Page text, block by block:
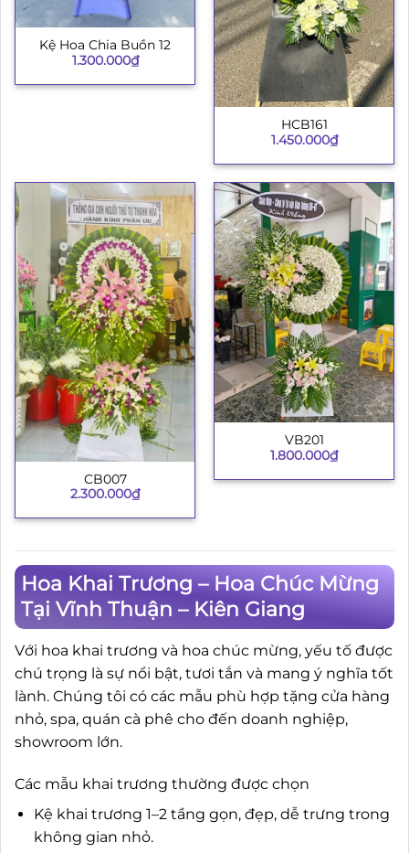
Kệ Hoa Chia Buồn 12
1.300.000₫
HCB161
1.450.000₫
CB007
2.300.000₫
VB201
1.800.000₫
Hoa Khai Trương – Hoa Chúc Mừng
Tại Vĩnh Thuận – Kiên Giang
Với hoa khai trương và hoa chúc mừng, yếu tố được
chú trọng là sự nổi bật, tươi tắn và mang ý nghĩa tốt
lành. Chúng tôi có các mẫu phù hợp tặng cửa hàng
nhỏ, spa, quán cà phê cho đến doanh nghiệp,
showroom lớn.
Các mẫu khai trương thường được chọn
Kệ khai trương 1–2 tầng gọn, đẹp, dễ trưng trong
không gian nhỏ.